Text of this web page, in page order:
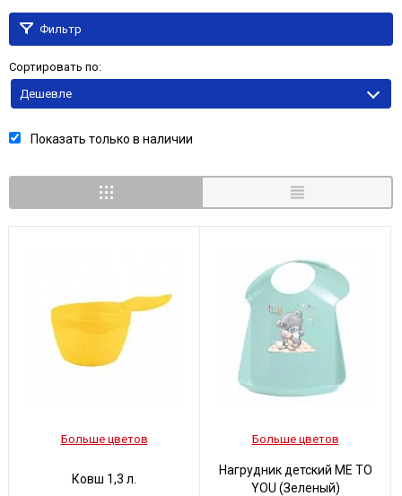
Фильтр
Сортировать по:
Дешевле
Показать только в наличии
Больше цветов
Ковш 1,3 л.
Больше цветов
Нагрудник детский ME TO
YOU (Зеленый)